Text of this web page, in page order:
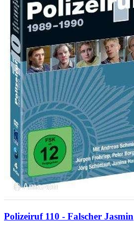
Polizeiruf 110 - Falscher Jasmin